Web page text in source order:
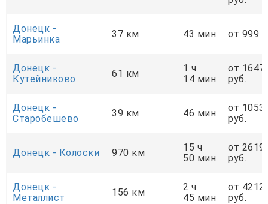
Донецк -
Марьинка
37 км 43 мин от 999
Донецк -
Кутейниково
61 км
1 ч
14 мин
от 1647
руб.
Донецк -
Старобешево
39 км 46 мин
от 1053
руб.
Донецк - Колоски 970 км
15 ч
50 мин
от
руб.
Донецк -
Металлист
156 км
2 ч
45 мин
от 4212
руб.